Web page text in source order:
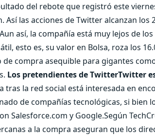
del rebote que registró este
Así las acciones de Twitter alcanzan
así, la compañía está muy lejos de
esto es, su valor en Bolsa, roza los
compra asequible para gigantes
Los pretendientes de TwitterTwitter
tras la red social está interesada en
de compañías tecnológicas, si bien
Salesforce.com y Google.Según
a la compra aseguran que los